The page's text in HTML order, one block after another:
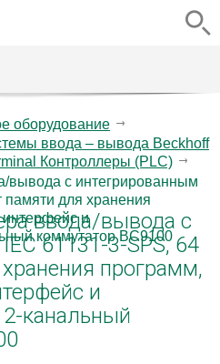
оборудование
ввода – вывода Beckhoff
Контроллеры (PLC)
вывода с интегрированным
памяти для хранения
и
коммутатор BC9100
ввода/вывода с
61131-3-SPS, 64
программ,
и
канальный